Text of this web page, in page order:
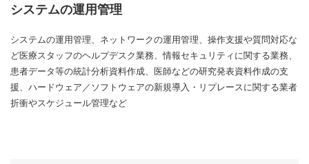
システムの運用管理
システムの運用管理、ネットワークの運用管理、操作支援や質問対応な
ど医療スタッフのヘルプデスク業務、情報セキュリティに関する業務、
患者データ等の統計分析資料作成、医師などの研究発表資料作成の支
援、ハードウェア／ソフトウェアの新規導入・リプレースに関する業者
折衝やスケジュール管理など